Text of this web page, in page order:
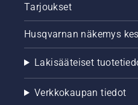
Tarjoukset
Husqvarnan näkemys
Lakisääteiset
Verkkokaupan tiedot